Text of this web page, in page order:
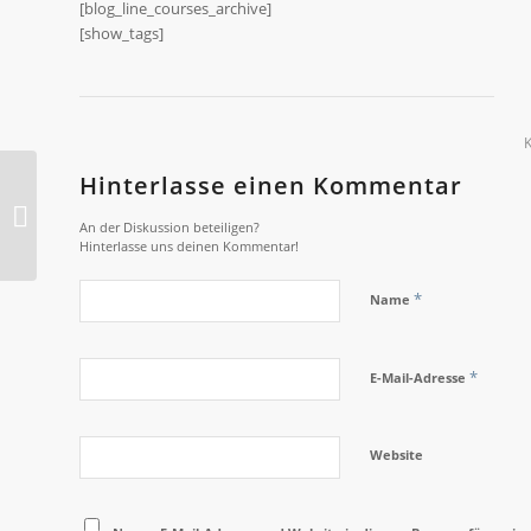
[blog_line_courses_archive]
[show_tags]
Hinterlasse einen Kommentar
An der Diskussion beteiligen?
Hinterlasse uns deinen Kommentar!
Name *
E-Mail-Adresse *
Website